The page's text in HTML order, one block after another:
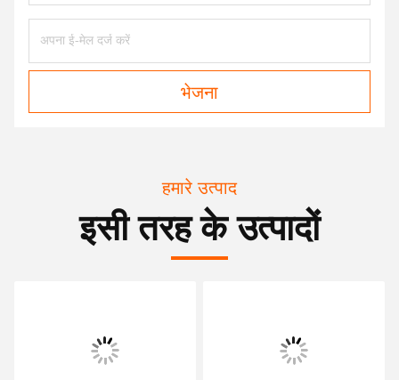
भेजना
हमारे उत्पाद
इसी तरह के उत्पादों